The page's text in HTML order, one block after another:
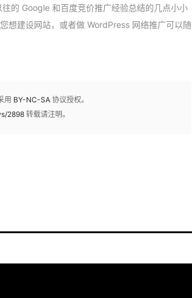
的 Google 和百度竞价推广经验总结的几点小小
想建设网站，或者做 WordPress 网络推广可以随
用 BY-NC-SA 协议授权。
2898 转载请注明。